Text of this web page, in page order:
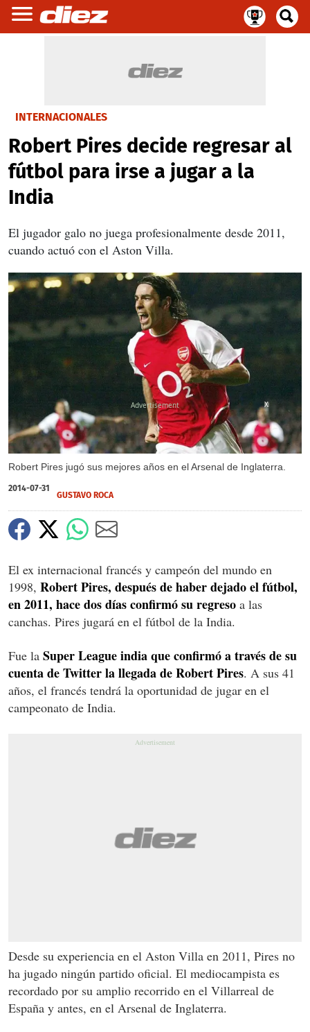
INTERNACIONALES
Robert Pires decide regresar al
fútbol para irse a jugar a la
India
El jugador galo no juega profesionalmente desde 2011,
cuando actuó con el Aston Villa.
Robert Pires jugó sus mejores años en el Arsenal de Inglaterra.
X
2014-07-31
GUSTAVO ROCA
El ex internacional francés y campeón del mundo en
1998, Robert Pires, después de haber dejado el fútbol,
en 2011, hace dos días confirmó su regreso a las
canchas. Pires jugará en el fútbol de la India.
Fue la Super League india que confirmó a través de su
cuenta de Twitter la llegada de Robert Pires. A sus 41
años, el francés tendrá la oportunidad de jugar en el
campeonato de India.
Desde su experiencia en el Aston Villa en 2011, Pires no
ha jugado ningún partido oficial. El mediocampista es
recordado por su amplio recorrido en el Villarreal de
España y antes, en el Arsenal de Inglaterra.